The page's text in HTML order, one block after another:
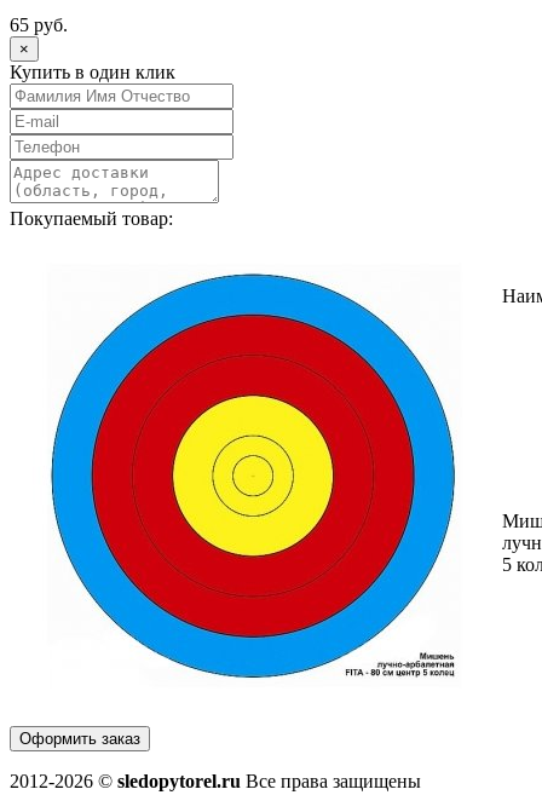
65 руб.
×
Купить в один клик
Покупаемый товар:
5
Оформить заказ
2012-2026 © sledopytorel.ru Все права защищены